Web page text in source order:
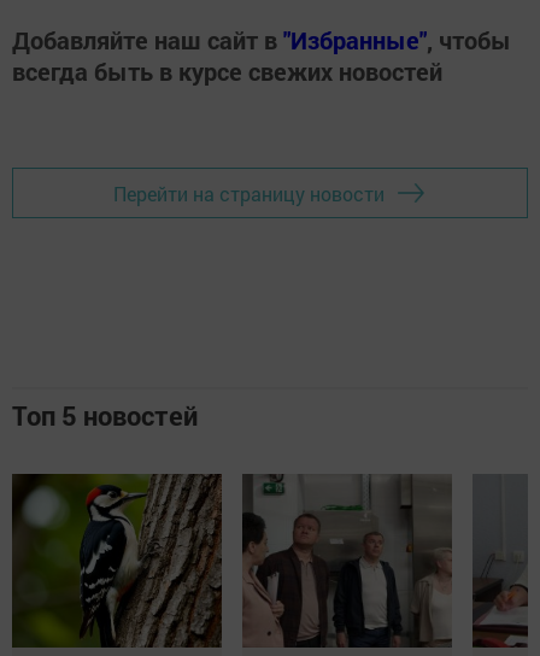
Добавляйте наш сайт в"Избранные", чтобы
всегда быть в курсе свежих новостей
Перейти на страницу новости
Топ 5 новостей